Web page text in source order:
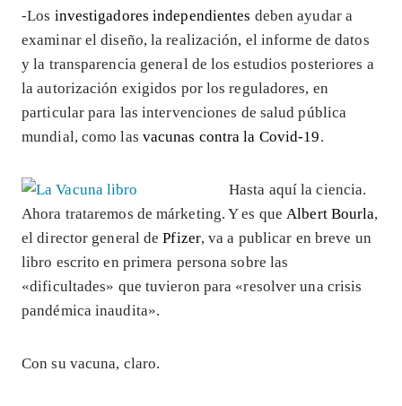
-Los investigadores independientes deben ayudar a
examinar el diseño, la realización, el informe de datos
y la transparencia general de los estudios posteriores a
la autorización exigidos por los reguladores, en
particular para las intervenciones de salud pública
mundial, como las vacunas contra la Covid-19.
Hasta aquí la ciencia.
Ahora trataremos de márketing. Y es que Albert Bourla,
el director general dePfizer, va a publicar en breve un
libro escrito en primera persona sobre las
«dificultades» que tuvieron para «resolver una crisis
pandémica inaudita».
Con su vacuna, claro.